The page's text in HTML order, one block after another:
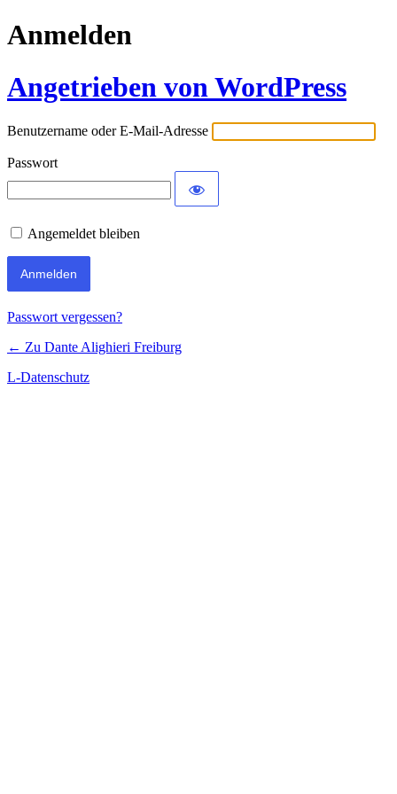
Anmelden
Angetrieben von WordPress
Benutzername oder E-Mail-Adresse
Passwort
Angemeldet bleiben
Passwort vergessen?
← Zu Dante Alighieri Freiburg
L-Datenschutz